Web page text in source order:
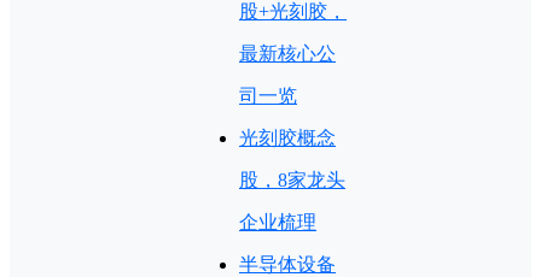
股+光刻胶，
最新核心公
司一览
光刻胶概念
股，8家龙头
企业梳理
半导体设备